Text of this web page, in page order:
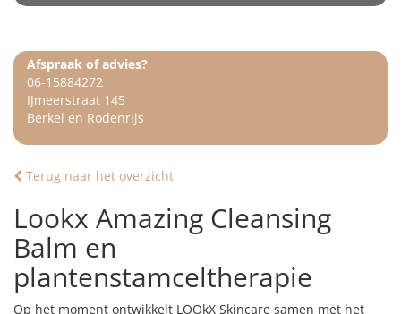
Afspraak of advies?
06-15884272
IJmeerstraat 145
Berkel en Rodenrijs
Terug naar het overzicht
Lookx Amazing Cleansing
Balm en
plantenstamceltherapie
Op het moment ontwikkelt LOOkX Skincare samen met het